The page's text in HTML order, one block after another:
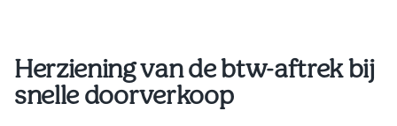
Herziening van de btw-aftrek bij
snelle doorverkoop